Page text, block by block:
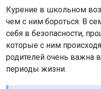
Курение в школьном
чем с ним бороться. В
себя в безопасности,
которые с ним
родителей очень важна
периоды жизни.